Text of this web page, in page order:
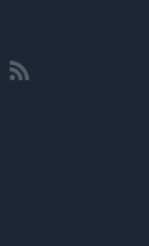
ποια